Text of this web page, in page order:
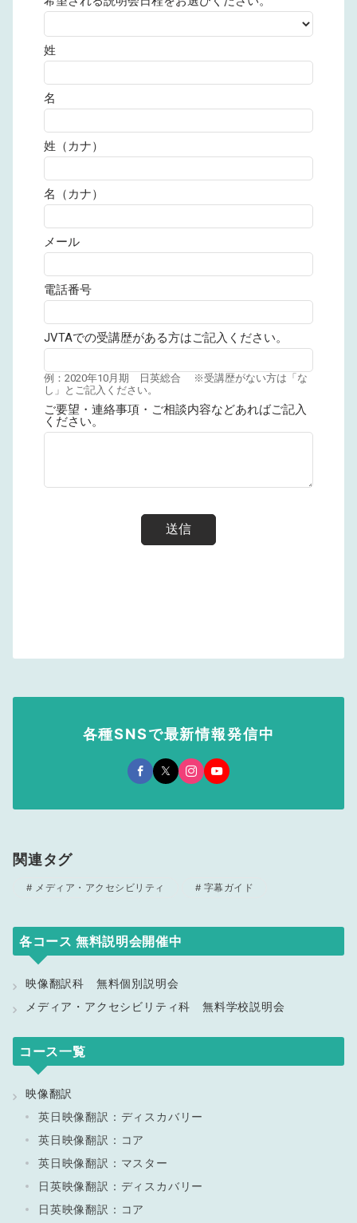
各種SNSで最新情報発信中
関連タグ
メディア・アクセシビリティ 字幕ガイド
各コース 無料説明会開催中
映像翻訳科 無料個別説明会
メディア・アクセシビリティ科 無料学校説明会
コース一覧
映像翻訳
英日映像翻訳：ディスカバリー
英日映像翻訳：コア
英日映像翻訳：マスター
日英映像翻訳：ディスカバリー
日英映像翻訳：コア